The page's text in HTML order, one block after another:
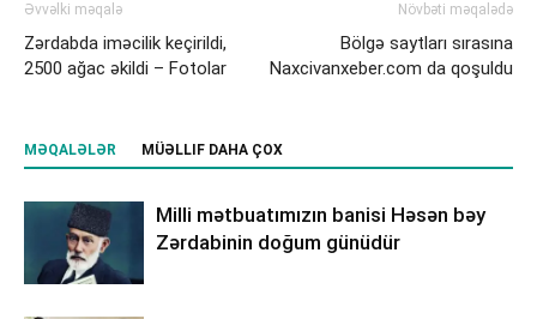
Əvvəlki məqalə
Zərdabda iməcilik keçirildi,
2500 ağac əkildi – Fotolar
Növbəti məqalədə
Bölgə saytları sırasına
Naxcivanxeber.com da qoşuldu
MƏQALƏLƏR MÜƏLLIF DAHA ÇOX
Milli mətbuatımızın banisi Həsən bəy
Zərdabinin doğum günüdür